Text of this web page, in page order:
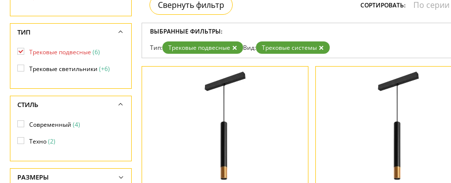
Бренды
Контакты
Свернуть фильтр СОРТИРОВАТЬ:
ВЫБРАННЫЕ ФИЛЬТРЫ:
Тип: Трековые подвесные Вид: Трековые системы
ТИП
Трековые подвесные (6)
Трековые светильники (+6)
СТИЛЬ
Современный (4)
Техно(2)
РАЗМЕРЫ